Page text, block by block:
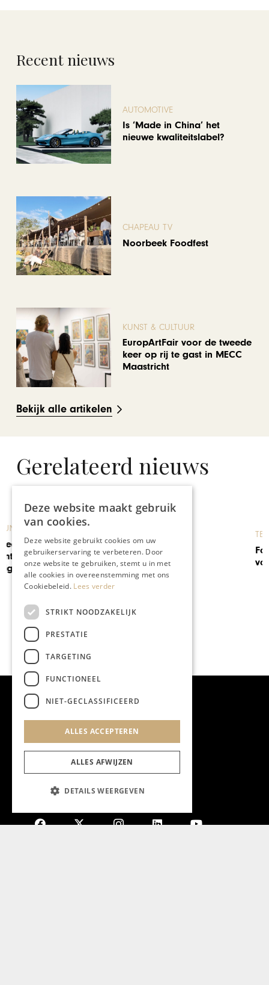
Recent nieuws
AUTOMOTIVE
Is ‘Made in China’ het
nieuwe kwaliteitslabel?
CHAPEAU TV
Noorbeek Foodfest
KUNST & CULTUUR
EuropArtFair voor de tweede
keer op rij te gast in MECC
Maastricht
Bekijk alle artikelen
Gerelateerd nieuws
Fotoverslag: TEFAF terug in
volle glorie
Deze website maakt gebruik
van cookies.
Deze website gebruikt cookies om uw
gebruikerservaring te verbeteren. Door
onze website te gebruiken, stemt u in met
alle cookies in overeenstemming met ons
Cookiebeleid. Lees verder
STRIKT NOODZAKELIJK
PRESTATIE
TARGETING
FUNCTIONEEL
NIET-GECLASSIFICEERD
ALLES ACCEPTEREN
ALLES AFWIJZEN
DETAILS WEERGEVEN